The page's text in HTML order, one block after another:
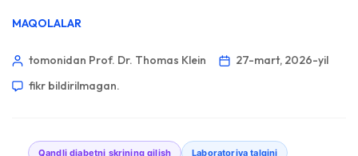
MAQOLALAR
tomonidan Prof. Dr. Thomas Klein
27-mart, 2026-yil
fikr bildirilmagan.
Qandli diabetni skrining qilish Laboratoriya talqini